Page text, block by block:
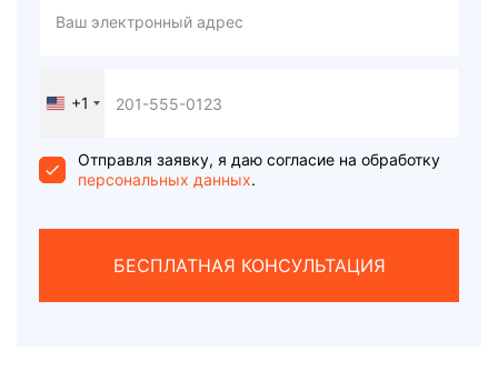
United
+1
+1
Отправля заявку, я даю согласие на обработку
персональных данных.
БЕСПЛАТНАЯ КОНСУЛЬТАЦИЯ